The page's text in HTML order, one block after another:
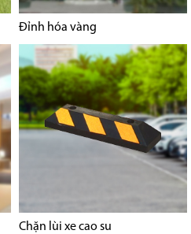
Đỉnh hóa vàng
Chặn lùi xe cao su